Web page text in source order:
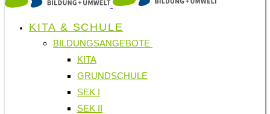
KITA & SCHULE
BILDUNGSANGEBOTE
KITA
GRUNDSCHULE
SEK I
SEK II